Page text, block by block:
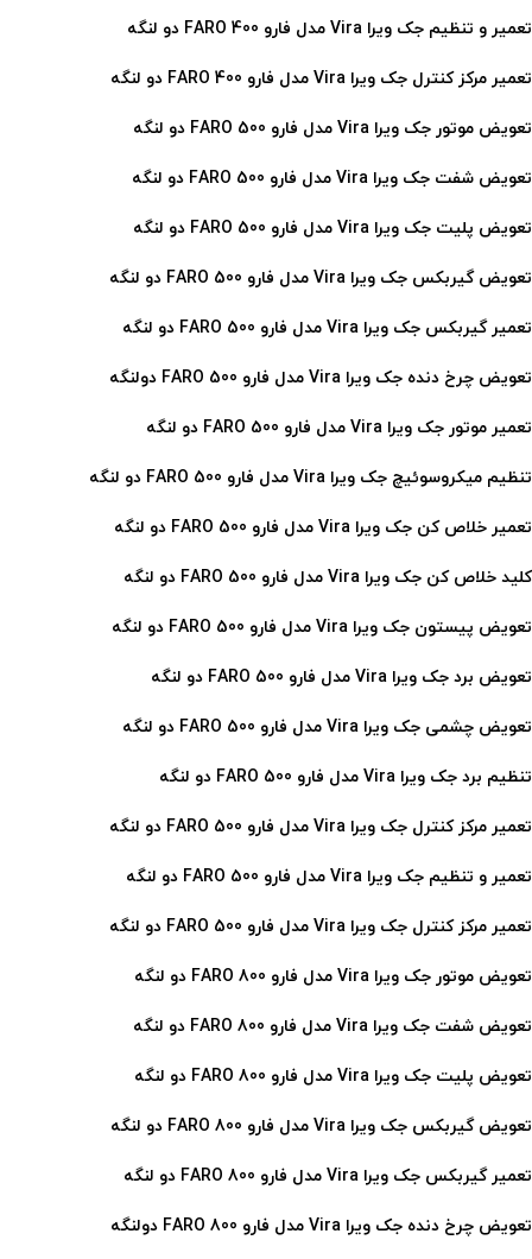
تعمیر و تنظیم جک ویرا Vira مدل فارو 400 FARO دو لنگه
تعمیر مرکز کنترل جک ویرا Vira مدل فارو 400 FARO دو لنگه
تعویض موتور جک ویرا Vira مدل فارو 500 FARO دو لنگه
تعویض شفت جک ویرا Vira مدل فارو 500 FARO دو لنگه
تعویض پلیت جک ویرا Vira مدل فارو 500 FARO دو لنگه
تعویض گیربکس جک ویرا Vira مدل فارو 500 FARO دو لنگه
تعمیر گیربکس جک ویرا Vira مدل فارو 500 FARO دو لنگه
تعویض چرخ دنده جک ویرا Vira مدل فارو 500 FARO دولنگه
تعمیر موتور جک ویرا Vira مدل فارو 500 FARO دو لنگه
تنظیم میکروسوئیچ جک ویرا Vira مدل فارو 500 FARO دو لنگه
تعمیر خلاص کن جک ویرا Vira مدل فارو 500 FARO دو لنگه
کلید خلاص کن جک ویرا Vira مدل فارو 500 FARO دو لنگه
تعویض پیستون جک ویرا Vira مدل فارو 500 FARO دو لنگه
تعویض برد جک ویرا Vira مدل فارو 500 FARO دو لنگه
تعویض چشمی جک ویرا Vira مدل فارو 500 FARO دو لنگه
تنظیم برد جک ویرا Vira مدل فارو 500 FARO دو لنگه
تعمیر مرکز کنترل جک ویرا Vira مدل فارو 500 FARO دو لنگه
تعمیر و تنظیم جک ویرا Vira مدل فارو 500 FARO دو لنگه
تعمیر مرکز کنترل جک ویرا Vira مدل فارو 500 FARO دو لنگه
تعویض موتور جک ویرا Vira مدل فارو 800 FARO دو لنگه
تعویض شفت جک ویرا Vira مدل فارو 800 FARO دو لنگه
تعویض پلیت جک ویرا Vira مدل فارو 800 FARO دو لنگه
تعویض گیربکس جک ویرا Vira مدل فارو 800 FARO دو لنگه
تعمیر گیربکس جک ویرا Vira مدل فارو 800 FARO دو لنگه
تعویض چرخ دنده جک ویرا Vira مدل فارو 800 FARO دولنگه